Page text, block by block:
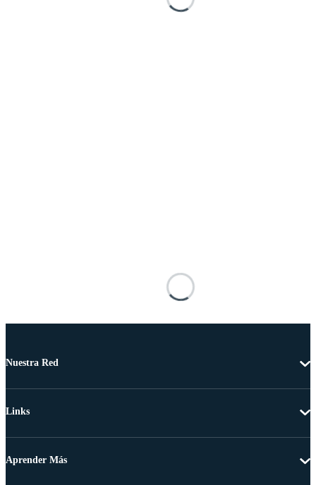
Nuestra Red
Links
Aprender Más